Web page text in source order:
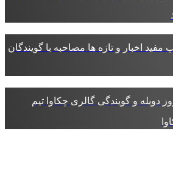
مفید اخبار و تازه ها مصاحبه با گویندگان
دوبله و گویندگی گالری چکاوا تیم